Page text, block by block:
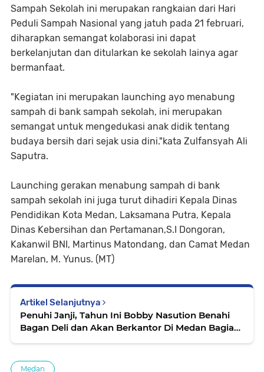
Sampah Sekolah ini merupakan rangkaian dari Hari
Peduli Sampah Nasional yang jatuh pada 21 februari,
diharapkan semangat kolaborasi ini dapat
berkelanjutan dan ditularkan ke sekolah lainya agar
bermanfaat.
"Kegiatan ini merupakan launching ayo menabung
sampah di bank sampah sekolah, ini merupakan
semangat untuk mengedukasi anak didik tentang
budaya bersih dari sejak usia dini."kata Zulfansyah Ali
Saputra.
Launching gerakan menabung sampah di bank
sampah sekolah ini juga turut dihadiri Kepala Dinas
Pendidikan Kota Medan, Laksamana Putra, Kepala
Dinas Kebersihan dan Pertamanan,S.I Dongoran,
Kakanwil BNI, Martinus Matondang, dan Camat Medan
Marelan, M. Yunus. (MT)
Artikel Selanjutnya
Penuhi Janji, Tahun Ini Bobby Nasution Benahi
Bagan Deli dan Akan Berkantor Di Medan Bagian
Medan